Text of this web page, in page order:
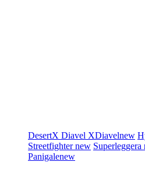
DesertX Diavel XDiavelnew
Streetfighternew Superleggera
Panigalenew